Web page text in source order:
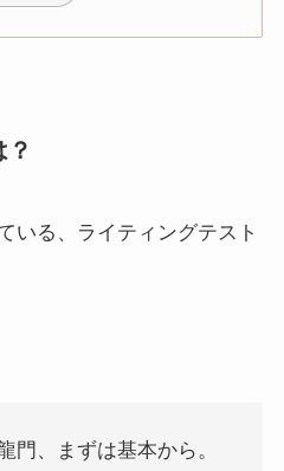
いる、ライティングテスト
門、まずは基本から。